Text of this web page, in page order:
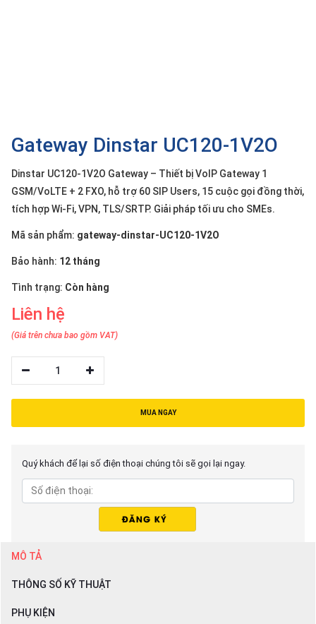
Gateway Dinstar UC120-1V2O
Dinstar UC120-1V2O Gateway – Thiết bị VoIP Gateway 1
GSM/VoLTE + 2 FXO, hỗ trợ 60 SIP Users, 15 cuộc gọi đồng thời,
tích hợp Wi-Fi, VPN, TLS/SRTP. Giải pháp tối ưu cho SMEs.
Mã sản phẩm: gateway-dinstar-UC120-1V2O
Bảo hành: 12 tháng
Tình trạng: Còn hàng
Liên hệ
(Giá trên chưa bao gồm VAT)
1
MUA NGAY
Quý khách để lại số điện thoại chúng tôi sẽ gọi lại ngay.
MÔ TẢ
THÔNG SỐ KỸ THUẬT
PHỤ KIỆN
pháp
vụ
trợ
Tin
hệ
Giới
thiệu
NGÔN